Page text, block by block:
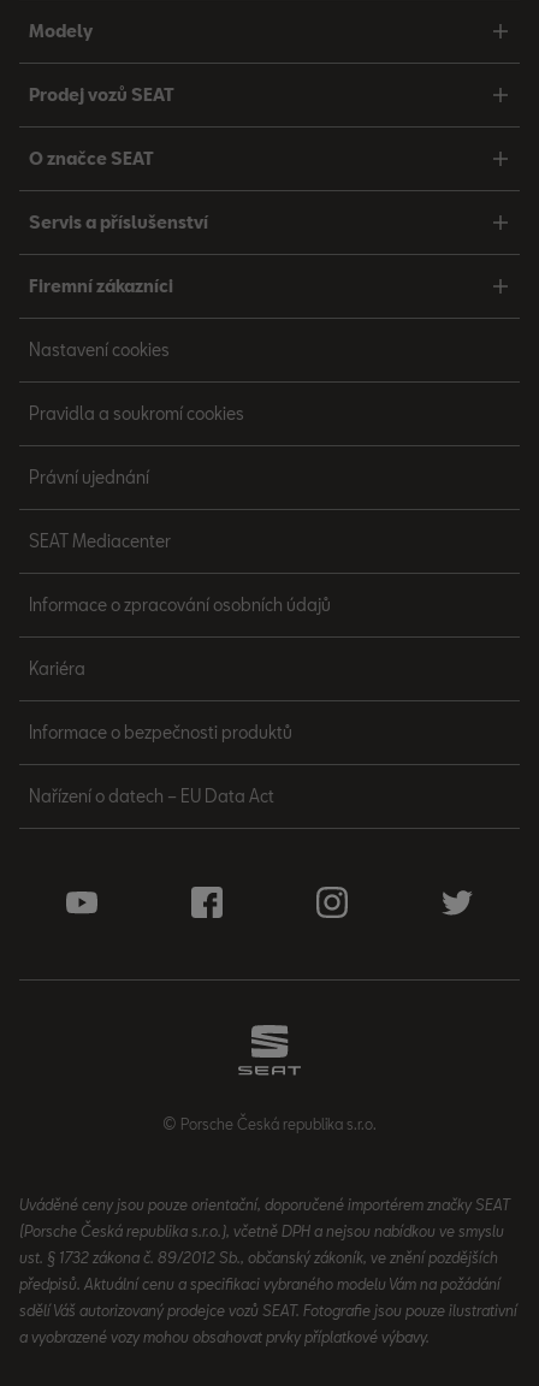
Modely
Prodej vozů SEAT
O značce SEAT
Servis a příslušenství
Firemní zákazníci
Nastavení cookies
Pravidla a soukromí cookies
Právní ujednání
SEAT Mediacenter
Informace o zpracování osobních údajů
Kariéra
Informace o bezpečnosti produktů
Nařízení o datech – EU Data Act
© Porsche Česká republika s.r.o.
Uváděné ceny jsou pouze orientační, doporučené importérem značky SEAT
(Porsche Česká republika s.r.o.), včetně DPH a nejsou nabídkou ve smyslu
ust. § 1732 zákona č. 89/2012 Sb., občanský zákoník, ve znění pozdějších
předpisů. Aktuální cenu a specifikaci vybraného modelu Vám na požádání
sdělí Váš autorizovaný prodejce vozů SEAT. Fotografie jsou pouze ilustrativní
a vyobrazené vozy mohou obsahovat prvky příplatkové výbavy.